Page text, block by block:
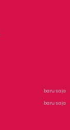
baru saja
baru saja